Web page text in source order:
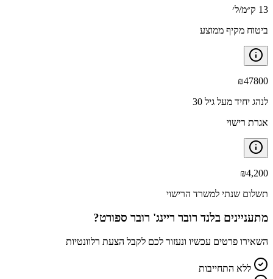
13 ק״מ/ל׳
ביטוח מקיף ממוצע
₪47800
לנהג יחיד מעל גיל 30
אגרת רישוי
₪4,200
תשלום שנתי למשרד הרישוי
מתעניינים בלנד רובר ריינג' רובר ספורט?
השאירו פרטים עכשיו ונעזור לכם לקבל הצעת רלוונטיות
ללא התחייבות